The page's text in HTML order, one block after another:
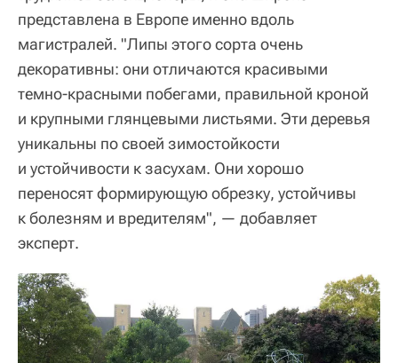
представлена в Европе именно вдоль
магистралей. "Липы этого сорта очень
декоративны: они отличаются красивыми
темно-красными побегами, правильной кроной
и крупными глянцевыми листьями. Эти деревья
уникальны по своей зимостойкости
и устойчивости к засухам. Они хорошо
переносят формирующую обрезку, устойчивы
к болезням и вредителям", — добавляет
эксперт.